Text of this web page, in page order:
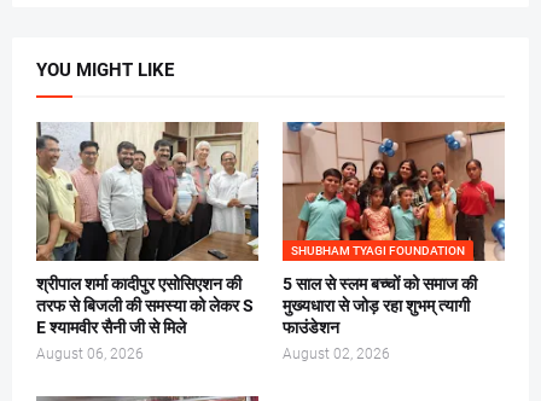
YOU MIGHT LIKE
श्रीपाल शर्मा कादीपुर एसोसिएशन की
तरफ से बिजली की समस्या को लेकर S
E श्यामवीर सैनी जी से मिले
August 06, 2026
SHUBHAM TYAGI FOUNDATION
5 साल से स्लम बच्चों को समाज की
मुख्यधारा से जोड़ रहा शुभम् त्यागी
फाउंडेशन
August 02, 2026